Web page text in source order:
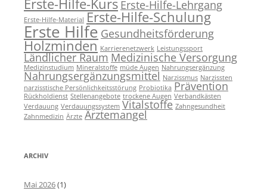
Erste-Hilfe-Kurs Erste-Hilfe-Lehrgang
Erste-Hilfe-Material Erste-Hilfe-Schulung
Erste Hilfe Gesundheitsförderung
Holzminden Karrierenetzwerk Leistungssport
Ländlicher Raum Medizinische Versorgung
Medizinstudium Mineralstoffe müde Augen Nahrungsergänzung
Nahrungsergänzungsmittel Narzissmus Narzissten
narzisstische Persönlichkeitsstörung Probiotika Prävention
Rückholdienst Stellenangebote trockene Augen Verbandkästen
Verdauung Verdauungssystem Vitalstoffe Zahngesundheit
Zahnmedizin Ärzte Ärztemangel
ARCHIV
Mai 2026(1)